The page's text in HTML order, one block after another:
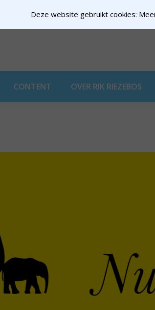
CONTENT OVER RIK RIEZEBOS
Deze website gebruikt cookies: